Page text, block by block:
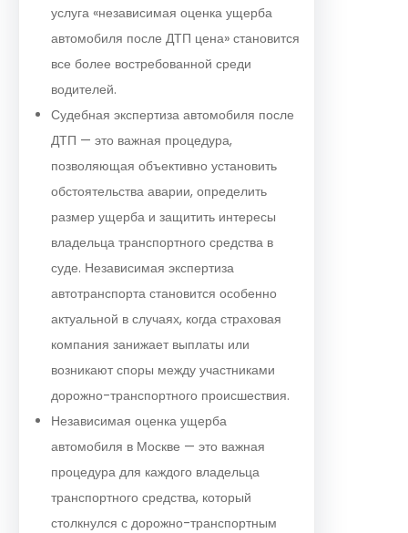
услуга «независимая оценка ущерба
автомобиля после ДТП цена» становится
все более востребованной среди
водителей.
Судебная экспертиза автомобиля после
ДТП — это важная процедура,
позволяющая объективно установить
обстоятельства аварии, определить
размер ущерба и защитить интересы
владельца транспортного средства в
суде. Независимая экспертиза
автотранспорта становится особенно
актуальной в случаях, когда страховая
компания занижает выплаты или
возникают споры между участниками
дорожно-транспортного происшествия.
Независимая оценка ущерба
автомобиля в Москве — это важная
процедура для каждого владельца
транспортного средства, который
столкнулся с дорожно-транспортным